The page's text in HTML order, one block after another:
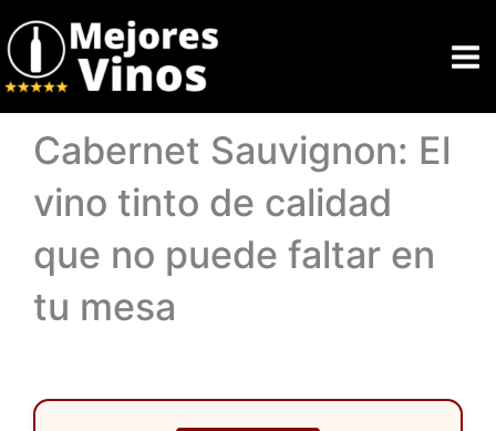
al
contenido
Cabernet Sauvignon: El
vino tinto de calidad
que no puede faltar en
tu mesa